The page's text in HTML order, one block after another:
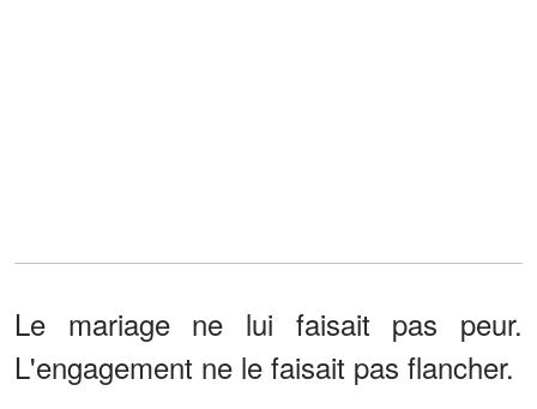
Le mariage ne lui faisait pas peur.
L'engagement ne le faisait pas flancher.